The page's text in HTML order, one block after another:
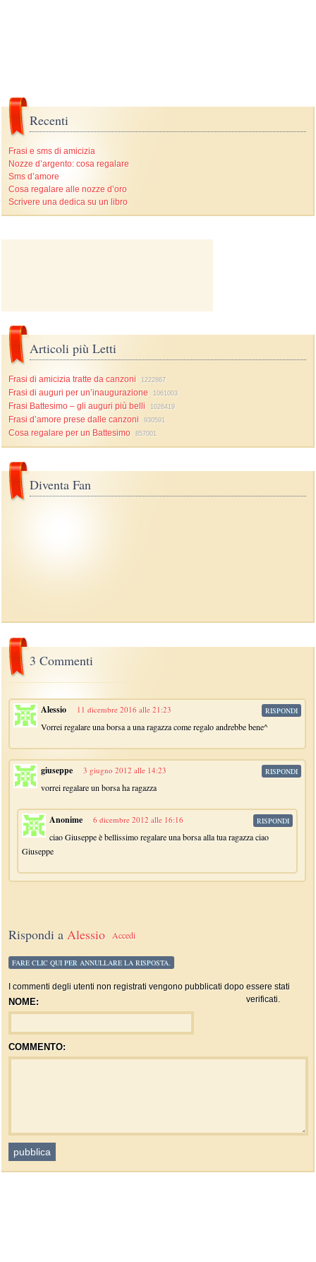
Recenti
Frasi e sms di amicizia
Nozze d’argento: cosa regalare
Sms d’amore
Cosa regalare alle nozze d’oro
Scrivere una dedica su un libro
Articoli più Letti
Frasi di amicizia tratte da canzoni 1222867
Frasi di auguri per un’inaugurazione 1061003
Frasi Battesimo – gli auguri più belli 1026419
Frasi d’amore prese dalle canzoni 930591
Cosa regalare per un Battesimo 857001
Diventa Fan
3 Commenti
Alessio 11 dicembre 2016 alle 21:23
Vorrei regalare una borsa a una ragazza come regalo andrebbe bene^
RISPONDI
giuseppe 3 giugno 2012 alle 14:23
vorrei regalare un borsa ha ragazza
RISPONDI
Anonime 6 dicembre 2012 alle 16:16
ciao Giuseppe è bellissimo regalare una borsa alla tua ragazza ciao
Giuseppe
RISPONDI
Rispondi aAlessio Accedi
FARE CLIC QUI PER ANNULLARE LA RISPOSTA.
I commenti degli utenti non registrati vengono pubblicati dopo essere stati
verificati.
NOME:
COMMENTO: